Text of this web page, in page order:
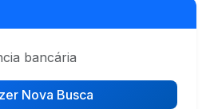
bancária
Nova Busca